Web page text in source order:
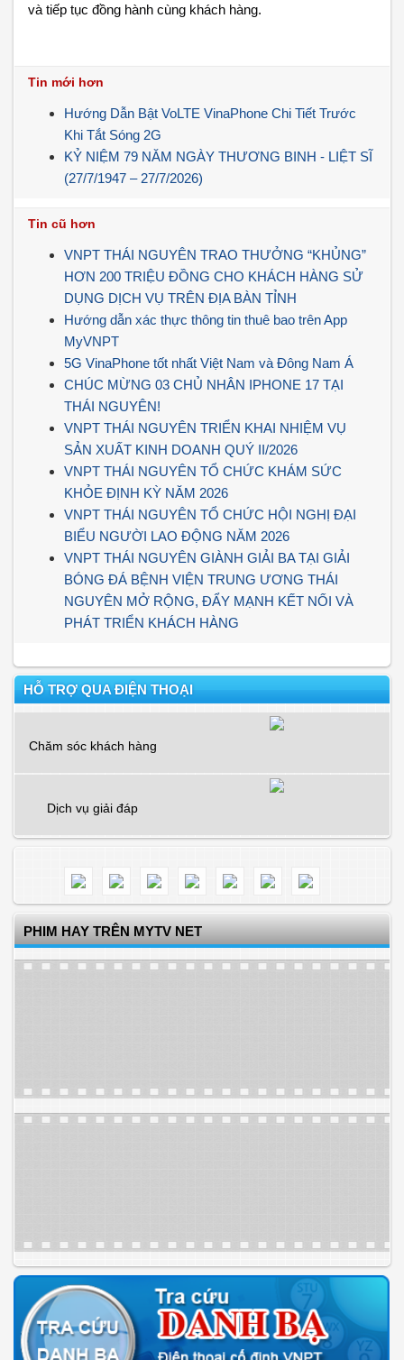
và tiếp tục đồng hành cùng khách hàng.
Tin mới hơn
Hướng Dẫn Bật VoLTE VinaPhone Chi Tiết Trước
Khi Tắt Sóng 2G
KỶ NIỆM 79 NĂM NGÀY THƯƠNG BINH - LIỆT SĨ
(27/7/1947 – 27/7/2026)
Tin cũ hơn
VNPT THÁI NGUYÊN TRAO THƯỞNG “KHỦNG”
HƠN 200 TRIỆU ĐỒNG CHO KHÁCH HÀNG SỬ
DỤNG DỊCH VỤ TRÊN ĐỊA BÀN TỈNH
Hướng dẫn xác thực thông tin thuê bao trên App
MyVNPT
5G VinaPhone tốt nhất Việt Nam và Đông Nam Á
CHÚC MỪNG 03 CHỦ NHÂN IPHONE 17 TẠI
THÁI NGUYÊN!
VNPT THÁI NGUYÊN TRIỂN KHAI NHIỆM VỤ
SẢN XUẤT KINH DOANH QUÝ II/2026
VNPT THÁI NGUYÊN TỔ CHỨC KHÁM SỨC
KHỎE ĐỊNH KỲ NĂM 2026
VNPT THÁI NGUYÊN TỔ CHỨC HỘI NGHỊ ĐẠI
BIỂU NGƯỜI LAO ĐỘNG NĂM 2026
VNPT THÁI NGUYÊN GIÀNH GIẢI BA TẠI GIẢI
BÓNG ĐÁ BỆNH VIỆN TRUNG ƯƠNG THÁI
NGUYÊN MỞ RỘNG, ĐẨY MẠNH KẾT NỐI VÀ
PHÁT TRIỂN KHÁCH HÀNG
HỖ TRỢ QUA ĐIỆN THOẠI
Chăm sóc khách hàng
Dịch vụ giải đáp
PHIM HAY TRÊN MYTV NET